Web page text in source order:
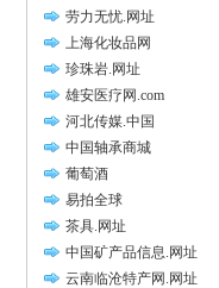
劳力无忧.网址
上海化妆品网
珍珠岩.网址
雄安医疗网.com
河北传媒.中国
中国轴承商城
葡萄酒
易拍全球
茶具.网址
中国矿产品信息.网址
云南临沧特产网.网址